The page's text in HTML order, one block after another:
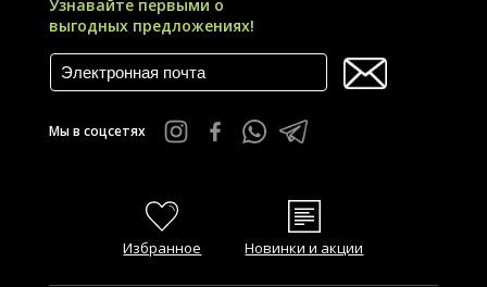
Узнавайте первыми о
выгодных предложениях!
Мы в соцсетях
Избранное Новинки и акции